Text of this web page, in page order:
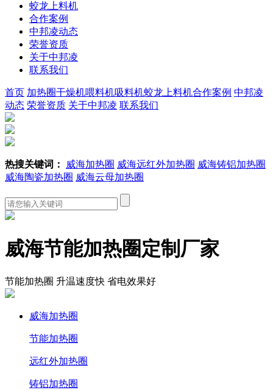
蛟龙上料机
合作案例
中邦凌动态
荣誉资质
关于中邦凌
联系我们
首页 加热圈干燥机喂料机吸料机蛟龙上料机合作案例 中邦凌
动态 荣誉资质 关于中邦凌 联系我们
热搜关键词： 威海加热圈 威海远红外加热圈 威海铸铝加热圈
威海陶瓷加热圈 威海云母加热圈
威海节能加热圈定制厂家
节能加热圈 升温速度快 省电效果好
威海加热圈
节能加热圈
远红外加热圈
铸铝加热圈